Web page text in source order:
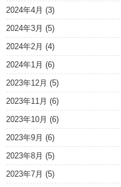
2024年4月 (3)
2024年3月 (5)
2024年2月 (4)
2024年1月 (6)
2023年12月 (5)
2023年11月 (6)
2023年10月 (6)
2023年9月 (6)
2023年8月 (5)
2023年7月 (5)